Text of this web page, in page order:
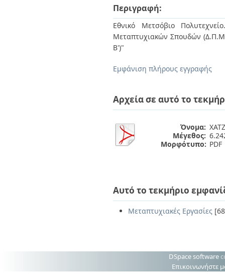
Περιγραφή:
Εθνικό Μετσόβιο
Μεταπτυχιακών Σπουδών
Β')"
Εμφάνιση πλήρους εγγραφής
Αρχεία σε αυτό το
Όνομα:
Μέγεθος:
Μορφότυπο: PDF
Αυτό το τεκμήριο
Μεταπτυχιακές Εργασίες
DSpace software
Επικοινωνήστε